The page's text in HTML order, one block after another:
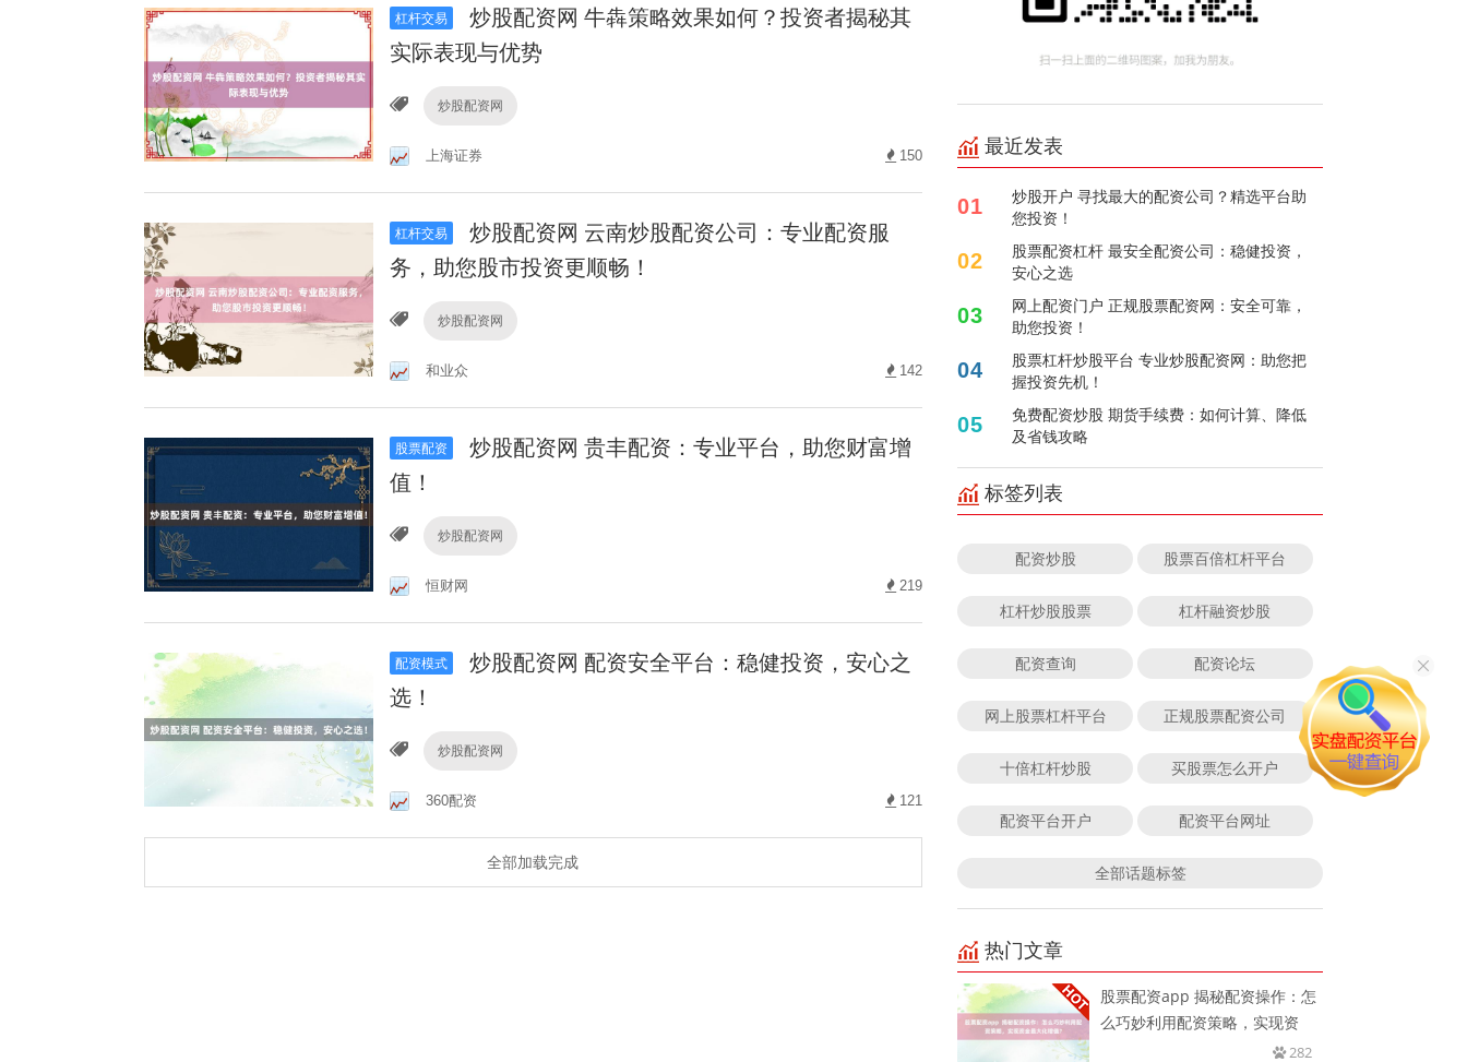
杠杆交易
炒股配资网 牛犇策略效果如何？投资者揭秘其
实际表现与优势
炒股配资网
上海证券 150
杠杆交易
炒股配资网 云南炒股配资公司：专业配资服
务，助您股市投资更顺畅！
炒股配资网
和业众 142
股票配资
炒股配资网 贵丰配资：专业平台，助您财富增
值！
炒股配资网
恒财网 219
配资模式
炒股配资网 配资安全平台：稳健投资，安心之
选！
炒股配资网
360配资 121
全部加载完成
最近发表
01
炒股开户 寻找最大的配资公司？精选平台助
您投资！
02
股票配资杠杆 最安全配资公司：稳健投资，
安心之选
03
网上配资门户 正规股票配资网：安全可靠，
助您投资！
04
股票杠杆炒股平台 专业炒股配资网：助您把
握投资先机！
05
免费配资炒股 期货手续费：如何计算、降低
及省钱攻略
标签列表
配资炒股 股票百倍杠杆平台
杠杆炒股股票 杠杆融资炒股
配资查询 配资论坛
网上股票杠杆平台 正规股票配资公司
十倍杠杆炒股 买股票怎么开户
配资平台开户 配资平台网址
全部话题标签
热门文章
股票配资app 揭秘配资操作：怎
么巧妙利用配资策略，实现资
282